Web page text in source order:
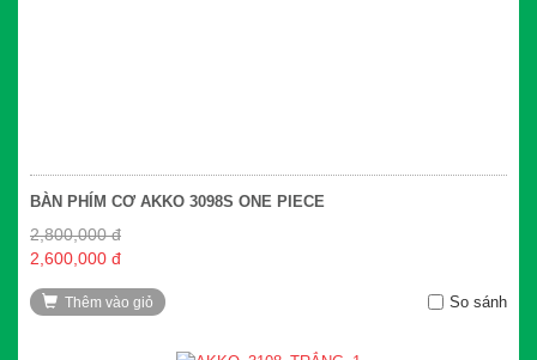
BÀN PHÍM CƠ AKKO 3098S ONE PIECE
2,800,000 đ
2,600,000 đ
Thêm vào giỏ So sánh